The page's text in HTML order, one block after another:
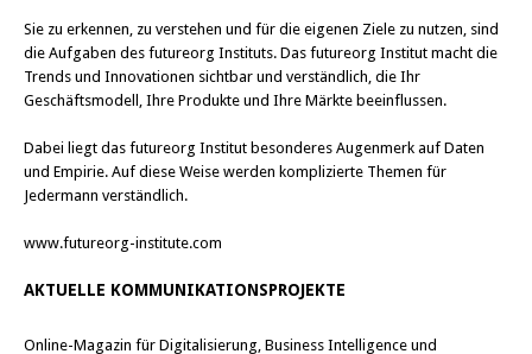
Sie zu erkennen, zu verstehen und für die eigenen Ziele zu nutzen, sind
die Aufgaben des futureorg Instituts. Das futureorg Institut macht die
Trends und Innovationen sichtbar und verständlich, die Ihr
Geschäftsmodell, Ihre Produkte und Ihre Märkte beeinflussen.
Dabei liegt das futureorg Institut besonderes Augenmerk auf Daten
und Empirie. Auf diese Weise werden komplizierte Themen für
Jedermann verständlich.
www.futureorg-institute.com
AKTUELLE KOMMUNIKATIONSPROJEKTE
Online-Magazin für Digitalisierung, Business Intelligence und